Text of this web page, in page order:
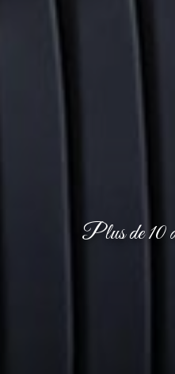
Plus de 10